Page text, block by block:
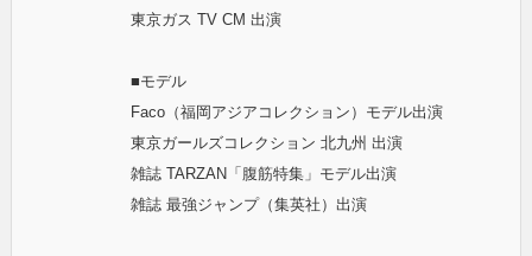
東京ガス TV CM 出演
■モデル
Faco（福岡アジアコレクション）モデル出演
東京ガールズコレクション 北九州 出演
雑誌 TARZAN「腹筋特集」モデル出演
雑誌 最強ジャンプ（集英社）出演